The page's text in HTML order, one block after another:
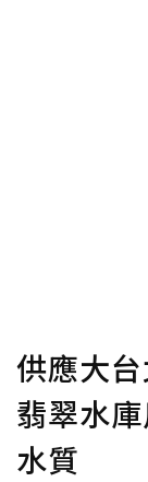
供應大
翡翠水
水質